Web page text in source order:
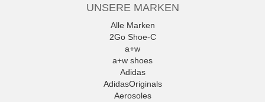
UNSERE MARKEN
Alle Marken
2Go Shoe-C
a+w
a+w shoes
Adidas
AdidasOriginals
Aerosoles